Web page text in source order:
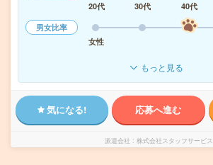
20代
30代 40代
男女比率
女性
もっと見る
気になる! 応募へ進む
派遣会社 株式会社スタッフサービス